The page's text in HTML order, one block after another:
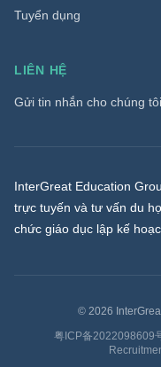
Tuyển dụng
LIÊN HỆ
Gửi tin nhắn cho chúng tôi
InterGreat Education
trực tuyến và tư vấn du
chức giáo dục lập kế
© 2026
粤ICP备2022098609